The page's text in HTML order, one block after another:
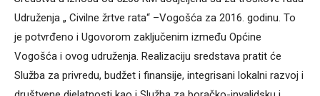
Udruženja „ Civilne žrtve rata“ –Vogošća za 2016. godinu. To
je potvrđeno i Ugovorom zaključenim između Općine
Vogošća i ovog udruženja. Realizaciju sredstava pratit će
Služba za privredu, budžet i finansije, integrisani lokalni razvoj i